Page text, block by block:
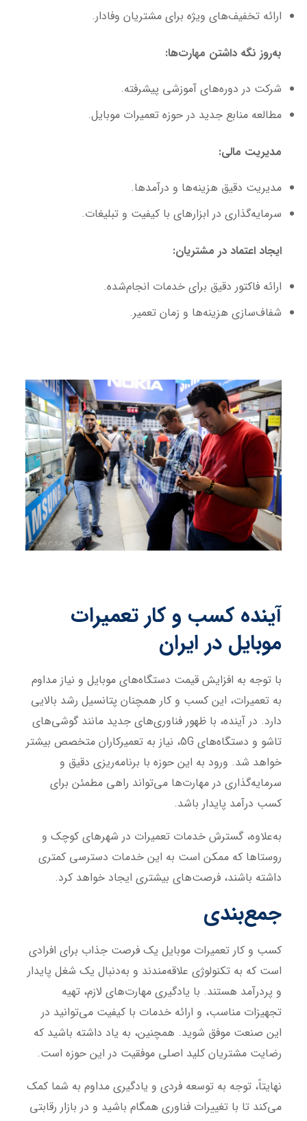
ارائه تخفیف‌های ویژه برای مشتریان وفادار.
به‌روز نگه داشتن مهارت‌ها:
شرکت در دوره‌های آموزشی پیشرفته.
مطالعه منابع جدید در حوزه تعمیرات موبایل.
مدیریت مالی:
مدیریت دقیق هزینه‌ها و درآمدها.
سرمایه‌گذاری در ابزارهای با کیفیت و تبلیغات.
ایجاد اعتماد در مشتریان:
ارائه فاکتور دقیق برای خدمات انجام‌شده.
شفاف‌سازی هزینه‌ها و زمان تعمیر.
آینده کسب و کار تعمیرات
موبایل در ایران
با توجه به افزایش قیمت دستگاه‌های موبایل و نیاز مداوم
به تعمیرات، این کسب و کار همچنان پتانسیل رشد بالایی
دارد. در آینده، با ظهور فناوری‌های جدید مانند گوشی‌های
تاشو و دستگاه‌های 5G، نیاز به تعمیرکاران متخصص بیشتر
خواهد شد. ورود به این حوزه با برنامه‌ریزی دقیق و
سرمایه‌گذاری در مهارت‌ها می‌تواند راهی مطمئن برای
کسب درآمد پایدار باشد.
به‌علاوه، گسترش خدمات تعمیرات در شهرهای کوچک و
روستاها که ممکن است به این خدمات دسترسی کمتری
داشته باشند، فرصت‌های بیشتری ایجاد خواهد کرد.
جمع‌بندی
کسب و کار تعمیرات موبایل یک فرصت جذاب برای افرادی
است که به تکنولوژی علاقه‌مندند و به‌دنبال یک شغل پایدار
و پردرآمد هستند. با یادگیری مهارت‌های لازم، تهیه
تجهیزات مناسب، و ارائه خدمات با کیفیت می‌توانید در
این صنعت موفق شوید. همچنین، به یاد داشته باشید که
رضایت مشتریان کلید اصلی موفقیت در این حوزه است.
نهایتاً، توجه به توسعه فردی و یادگیری مداوم به شما کمک
می‌کند تا با تغییرات فناوری همگام باشید و در بازار رقابتی